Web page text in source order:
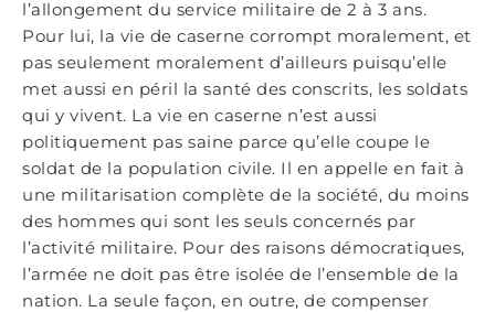
l’allongement du service militaire de 2 à 3 ans.
Pour lui, la vie de caserne corrompt moralement, et
pas seulement moralement d’ailleurs puisqu’elle
met aussi en péril la santé des conscrits, les soldats
qui y vivent. La vie en caserne n’est aussi
politiquement pas saine parce qu’elle coupe le
soldat de la population civile. Il en appelle en fait à
une militarisation complète de la société, du moins
des hommes qui sont les seuls concernés par
l’activité militaire. Pour des raisons démocratiques,
l’armée ne doit pas être isolée de l’ensemble de la
nation. La seule façon, en outre, de compenser